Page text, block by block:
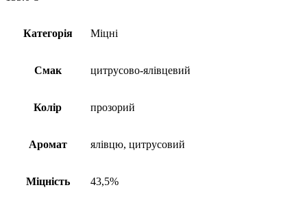
Категорія Міцні
Смак цитрусово-ялівцевий
Колір прозорий
Аромат ялівцю, цитрусовий
Міцність 43,5%